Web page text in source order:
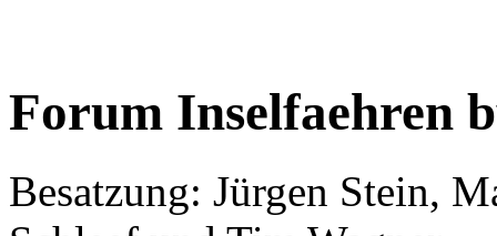
Forum Inselfaehren
Besatzung: Jürgen Stein,